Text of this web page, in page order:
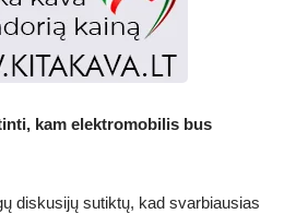
kam elektromobilis bus
diskusijų sutiktų, kad svarbiausias